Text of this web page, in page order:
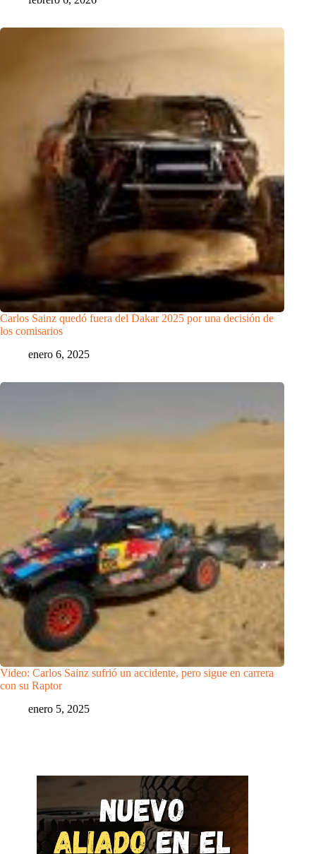
Carlos Sainz quedó fuera del Dakar 2025 por una decisión de
los comisarios
enero 6, 2025
Video: Carlos Sainz sufrió un accidente, pero sigue en carrera
con su Raptor
enero 5, 2025